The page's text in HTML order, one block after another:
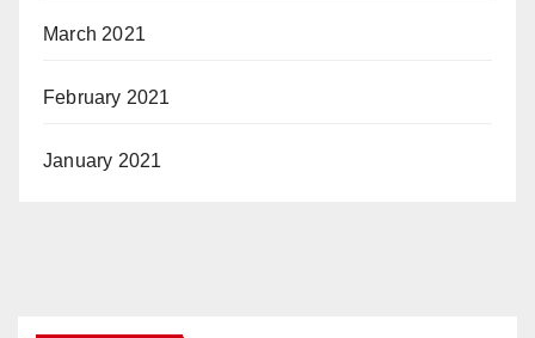
March 2021
February 2021
January 2021